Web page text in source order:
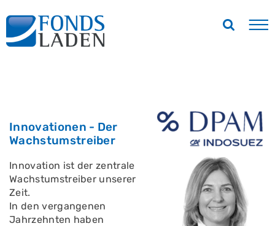
Innovationen - Der
Wachstumstreiber
Innovation ist der zentrale
Wachstumstreiber unserer
Zeit.
In den vergangenen
Jahrzehnten haben